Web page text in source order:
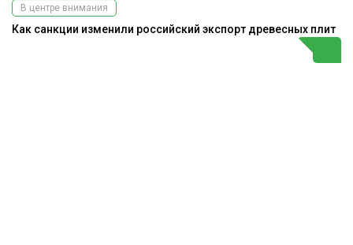
В центре внимания
Как санкции изменили российский экспорт древесных плит